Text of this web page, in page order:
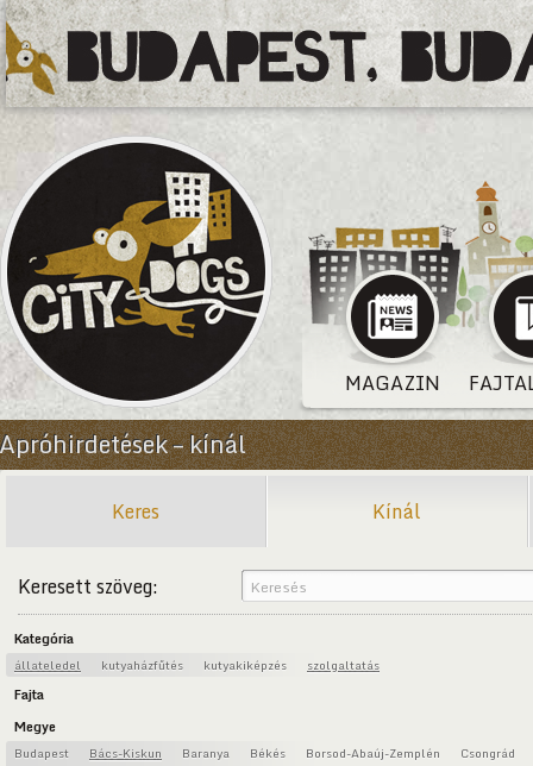
MAGAZIN
Apróhirdetések – kínál
Keres Kínál
Keresett szöveg:
Kategória
állateledel kutyaházfűtés kutyakiképzés szolgaltatás
Fajta
Megye
Budapest Bács-Kiskun Baranya Békés Borsod-Abaúj-Zemplén
Csongrád